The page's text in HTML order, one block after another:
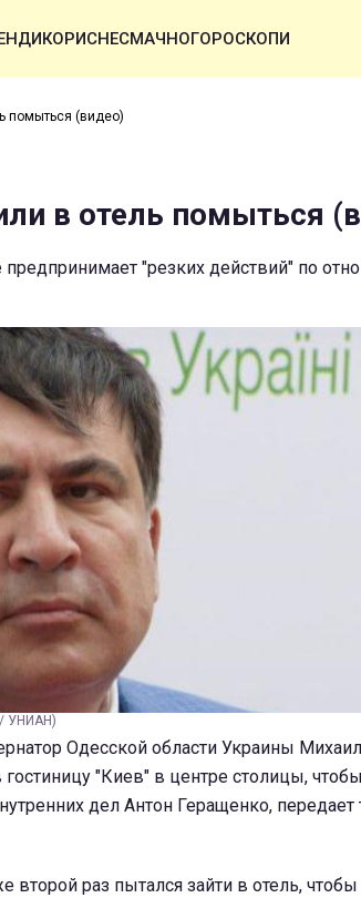
КОРИСНЕСМАЧНОГОРОСКОПИ
помыться (видео)
в отель помыться
предпринимает "резких действий" по
/ УНИАН)
Одесской области Украины Михаил
"Киев" в центре столицы,
дел Антон Геращенко, передает
второй раз пытался зайти в отель,